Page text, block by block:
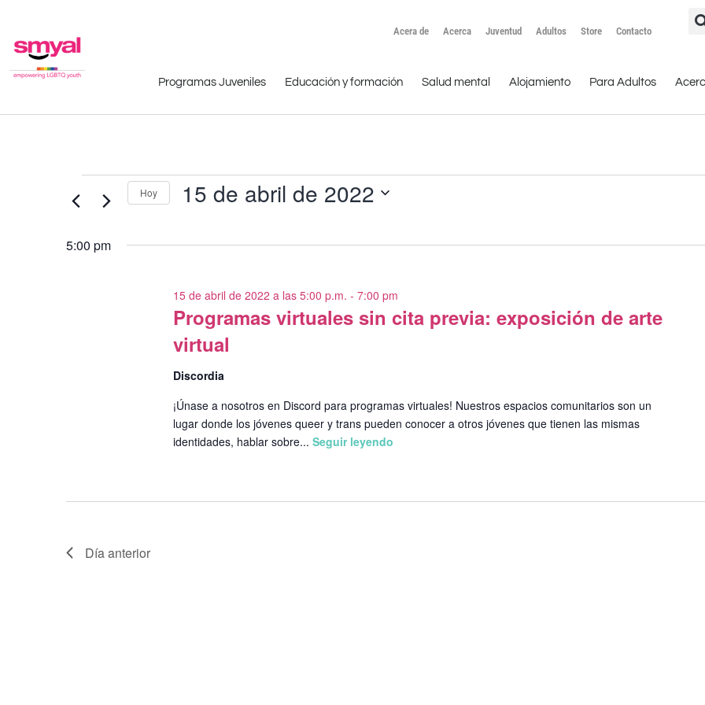
Acera de Acerca Juventud Adultos Store Contacto
Programas Juveniles Educación y formación Salud mental Alojamiento Para Adultos
Hoy 15 de abril de 2022
fecha.
5:00 pm
Programas virtuales sin cita previa: exposición de arte
virtual
15 de abril de 2022 a las 5:00 p.m. - 7:00 pm
Discordia
¡Únase a nosotros en Discord para programas virtuales! Nuestros espacios comunitarios son un
lugar donde los jóvenes queer y trans pueden conocer a otros jóvenes que tienen las mismas
identidades, hablar sobre... Seguir leyendo
Día anterior